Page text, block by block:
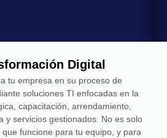
Digital
tu empresa en su proceso de
soluciones TI enfocadas en la
capacitación, arrendamiento,
y servicios gestionados. No es solo
funcione para tu equipo, y para